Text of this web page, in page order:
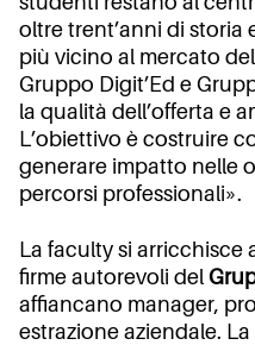
oltre trent’anni di storia
più vicino al mercato
Gruppo Digit’Ed e
la qualità dell’offerta e
L’obiettivo è costruire
generare impatto nelle
percorsi professionali».
La faculty si arricchisce
firme autorevoli del
affiancano manager,
estrazione aziendale.